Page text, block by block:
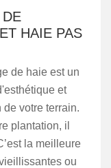
HAIE PAS
de haie est un
et
votre terrain.
plantation, il
la meilleure
ou